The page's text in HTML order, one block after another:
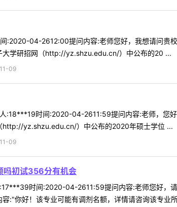
:2020-04-2612:00提问内容:老师您好，我想请问贵
大学研招网（http://yz.shzu.edu.cn/）中公布的20 ...
09
:18***19时间:2020-04-2611:59提问内容:老师，您
http://yz.shzu.edu.cn/）中公布的2020年硕士学位 ...
09
吗初试356分有机会
时间:2020-04-2611:59提问内容:老师您好，
:"你好！该专业可能有调剂名额，详情请咨询该专业